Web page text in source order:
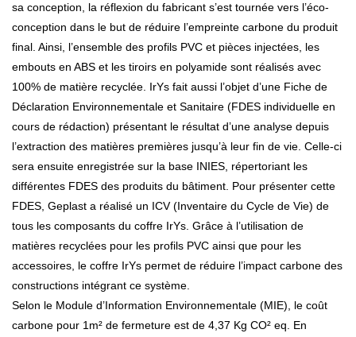
sa conception, la réflexion du fabricant s’est tournée vers l’éco-
conception dans le but de réduire l’empreinte carbone du produit
final. Ainsi, l’ensemble des profils PVC et pièces injectées, les
embouts en ABS et les tiroirs en polyamide sont réalisés avec
100% de matière recyclée. IrYs fait aussi l’objet d’une Fiche de
Déclaration Environnementale et Sanitaire (FDES individuelle en
cours de rédaction) présentant le résultat d’une analyse depuis
l’extraction des matières premières jusqu’à leur fin de vie. Celle-ci
sera ensuite enregistrée sur la base INIES, répertoriant les
différentes FDES des produits du bâtiment. Pour présenter cette
FDES, Geplast a réalisé un ICV (Inventaire du Cycle de Vie) de
tous les composants du coffre IrYs. Grâce à l’utilisation de
matières recyclées pour les profils PVC ainsi que pour les
accessoires, le coffre IrYs permet de réduire l’impact carbone des
constructions intégrant ce système.
Selon le Module d’Information Environnementale (MIE), le coût
carbone pour 1m² de fermeture est de 4,37 Kg CO² eq. En